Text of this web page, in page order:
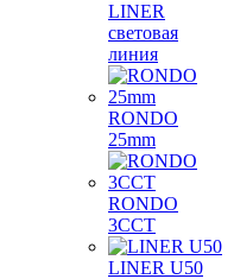
LINER
световая
линия
RONDO
25mm
RONDO
3CCT
LINER U50